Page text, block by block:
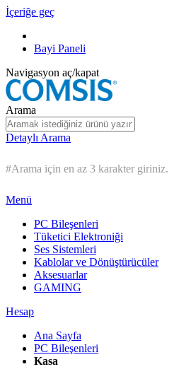
İçeriğe geç
Bayi Paneli
Navigasyon aç/kapat
Arama
Detaylı Arama
#Arama için en az 3 karakter giriniz.
Menü
PC Bileşenleri
Tüketici Elektroniği
Ses Sistemleri
Kablolar ve Dönüştürücüler
Aksesuarlar
GAMING
Hesap
Ana Sayfa
PC Bileşenleri
Kasa